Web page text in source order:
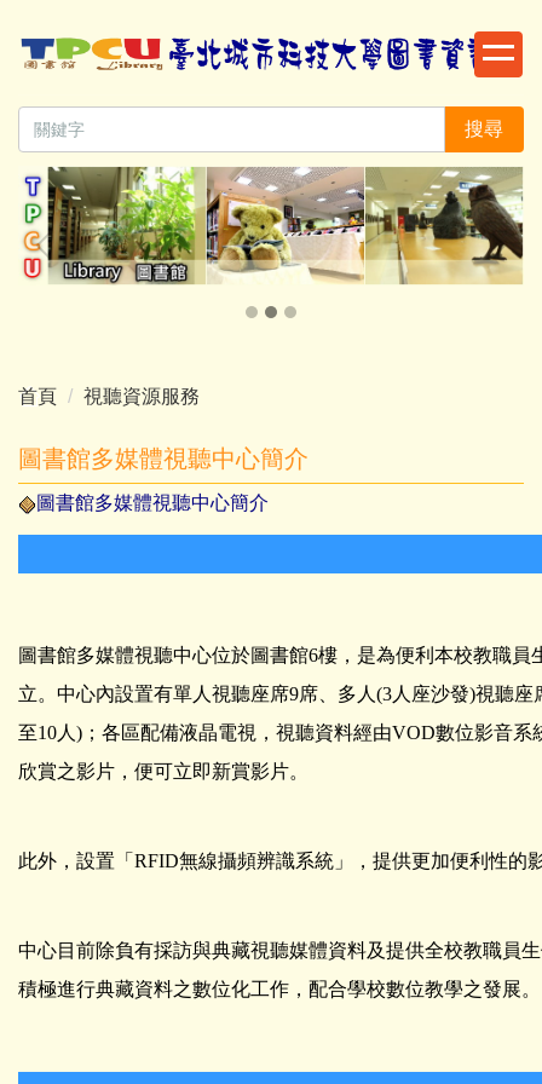
到
要
區
搜尋
首頁 視聽資源服務
圖書館多媒體視聽中心簡介
圖書館多媒體視聽中心簡介
圖書館多媒體視聽中心位於圖書館6樓，是為便利本校教職
立。中心內設置有單人視聽座席9席、多人(3人座沙發)視聽
至10人)；各區配備液晶電視，視聽資料經由VOD數位影音
欣賞之影片，便可立即新賞影片。
此外，設置「RFID無線攝頻辨識系統」，提供更加便利性的
中心目前除負有採訪與典藏視聽媒體資料及提供全校教職員
積極進行典藏資料之數位化工作，配合學校數位教學之發展。